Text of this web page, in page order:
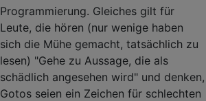
Programmierung. Gleiches gilt für
Leute, die hören (nur wenige haben
sich die Mühe gemacht, tatsächlich zu
lesen) "Gehe zu Aussage, die als
schädlich angesehen wird" und denken,
Gotos seien ein Zeichen für schlechten